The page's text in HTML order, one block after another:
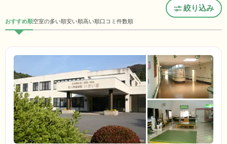
絞り込み
おすすめ順空室の多い順安い順高い順口コミ件数順